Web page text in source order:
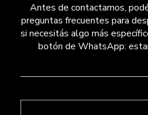
Antes de contactarnos,
preguntas frecuentes para
si necesitás algo más
botón de WhatsApp: